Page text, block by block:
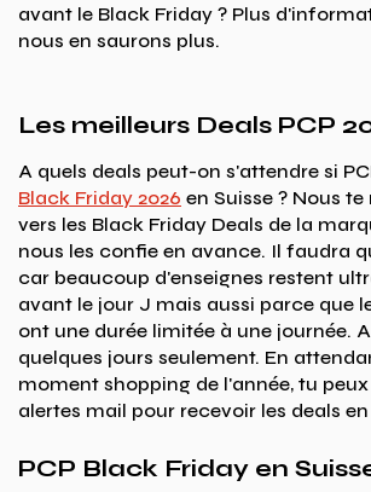
avant le Black Friday ? Plus
nous en saurons plus.
Les meilleurs Deals PCP
A quels deals peut-on s'attendre si
Black Friday 2026 en Suisse ? Nous
vers les Black Friday Deals de la
nous les confie en avance. Il faudra
car beaucoup d'enseignes restent
avant le jour J mais aussi parce que
ont une durée limitée à une journée.
quelques jours seulement. En
moment shopping de l'année, tu
alertes mail pour recevoir les deals
PCP Black Friday en